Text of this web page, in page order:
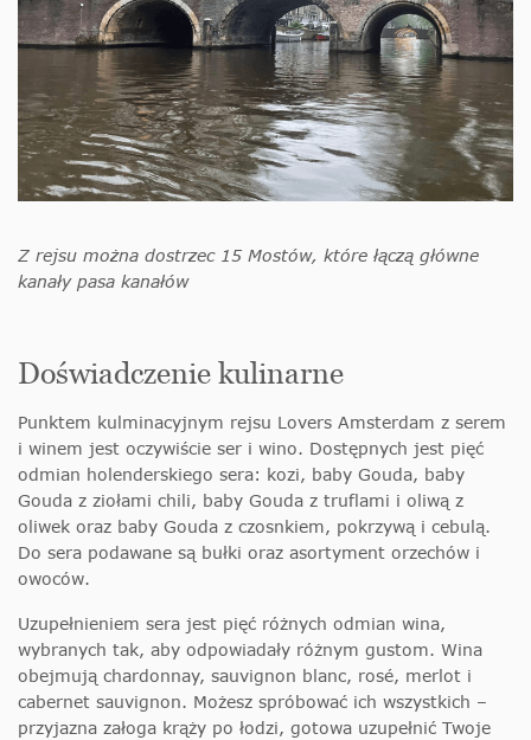
Z rejsu można dostrzec 15 Mostów, które łączą główne
kanały pasa kanałów
Doświadczenie kulinarne
Punktem kulminacyjnym rejsu Lovers Amsterdam z serem
i winem jest oczywiście ser i wino. Dostępnych jest pięć
odmian holenderskiego sera: kozi, baby Gouda, baby
Gouda z ziołami chili, baby Gouda z truflami i oliwą z
oliwek oraz baby Gouda z czosnkiem, pokrzywą i cebulą.
Do sera podawane są bułki oraz asortyment orzechów i
owoców.
Uzupełnieniem sera jest pięć różnych odmian wina,
wybranych tak, aby odpowiadały różnym gustom. Wina
obejmują chardonnay, sauvignon blanc, rosé, merlot i
cabernet sauvignon. Możesz spróbować ich wszystkich –
przyjazna załoga krąży po łodzi, gotowa uzupełnić Twoje